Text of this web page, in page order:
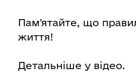
Пам'ятайте, що
життя!
Детальніше у відео.